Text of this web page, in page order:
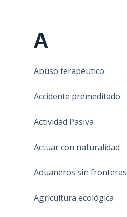
A
Abuso terapéutico
Accidente premeditado
Actividad Pasiva
Actuar con naturalidad
Aduaneros sin fronteras
Agricultura ecológica